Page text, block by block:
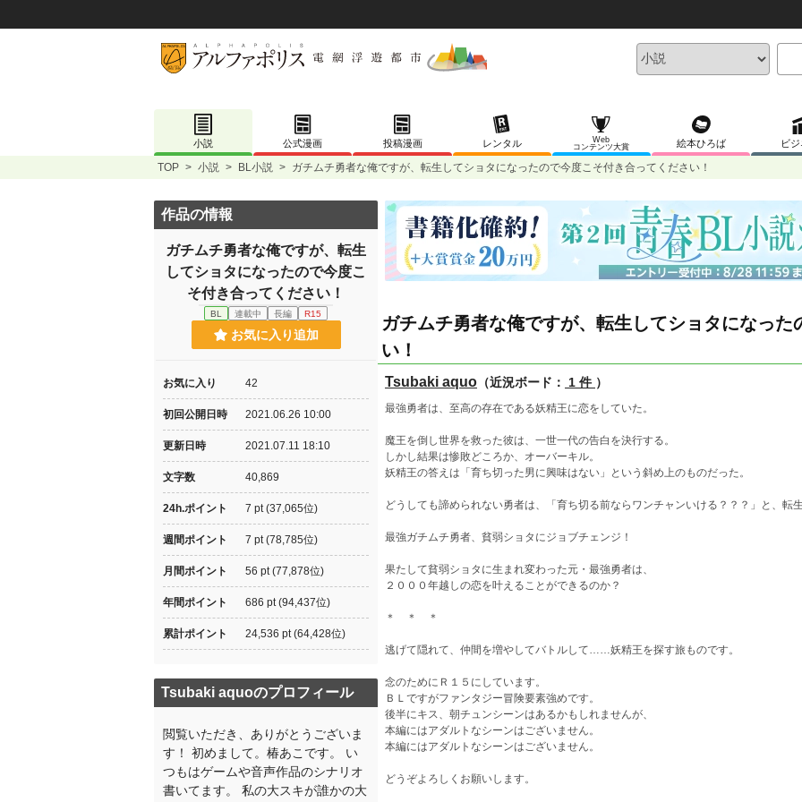
小説 公式漫画 投稿漫画 レンタル
Web
コンテンツ大賞
絵本ひろば ビジ
TOP > 小説 > BL小説 > ガチムチ勇者な俺ですが、転生してショタになったので今度こそ付き合ってください！
ガチムチ勇者な俺ですが、転生してショタになった
い！
Tsubaki aquo （近況ボード： 1 件 ）
最強勇者は、至高の存在である妖精王に恋をしていた。
魔王を倒し世界を救った彼は、一世一代の告白を決行する。
しかし結果は惨敗どころか、オーバーキル。
妖精王の答えは「育ち切った男に興味はない」という斜め上のものだった。
どうしても諦められない勇者は、「育ち切る前ならワンチャンいける？？？」と、
最強ガチムチ勇者、貧弱ショタにジョブチェンジ！
果たして貧弱ショタに生まれ変わった元・最強勇者は、
２０００年越しの恋を叶えることができるのか？
＊ ＊ ＊
逃げて隠れて、仲間を増やしてバトルして……妖精王を探す旅ものです。
念のためにＲ１５にしています。
ＢＬですがファンタジー冒険要素強めです。
後半にキス、朝チュンシーンはあるかもしれませんが、
本編にはアダルトなシーンはございません。
本編にはアダルトなシーンはございません。
どうぞよろしくお願いします。
作品の情報
ガチムチ勇者な俺ですが、転生
してショタになったので今度こ
そ付き合ってください！
BL 連載中 長編 R15
お気に入り追加
お気に入り 42
初回公開日時 2021.06.26 10:00
更新日時 2021.07.11 18:10
文字数 40,869
24h.ポイント 7 pt (37,065位)
週間ポイント 7 pt (78,785位)
月間ポイント 56 pt (77,878位)
年間ポイント 686 pt (94,437位)
累計ポイント 24,536 pt (64,428位)
Tsubaki aquoのプロフィール
閲覧いただき、ありがとうございま
す！ 初めまして。椿あこです。 い
つもはゲームや音声作品のシナリオ
書いてます。 私の大スキが誰かの大